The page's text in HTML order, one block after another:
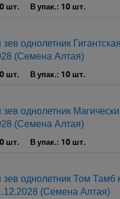
шт. В упак.: 10 шт.
однолетник
(Семена Алтая)
шт. В упак.: 10 шт.
однолетник
(Семена Алтая)
шт. В упак.: 10 шт.
однолетник Том Тамб
(Семена Алтая)